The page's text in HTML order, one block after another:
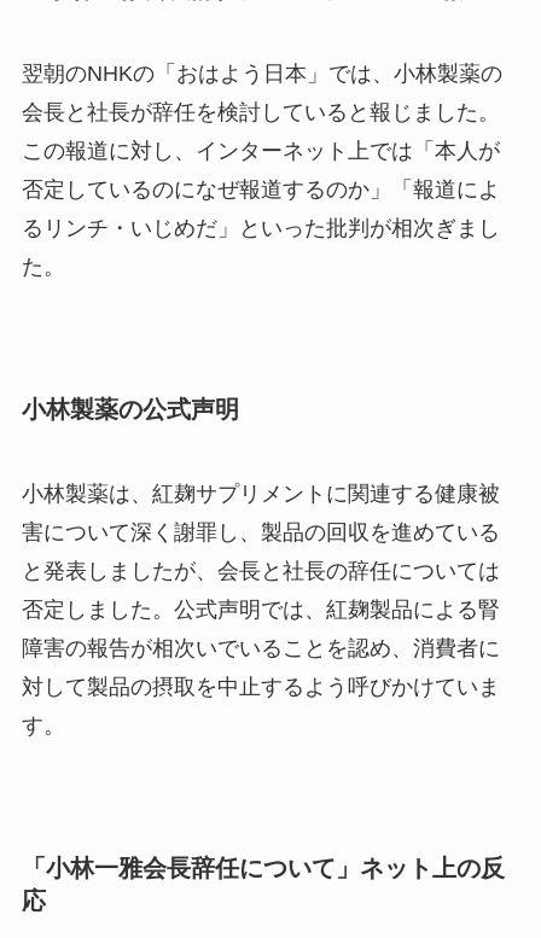
翌朝のNHKの「おはよう日本」では、小林製薬の
会長と社長が辞任を検討していると報じました。
この報道に対し、インターネット上では「本人が
否定しているのになぜ報道するのか」「報道によ
るリンチ・いじめだ」といった批判が相次ぎまし
た。
小林製薬の公式声明
小林製薬は、紅麹サプリメントに関連する健康被
害について深く謝罪し、製品の回収を進めている
と発表しましたが、会長と社長の辞任については
否定しました。公式声明では、紅麹製品による腎
障害の報告が相次いでいることを認め、消費者に
対して製品の摂取を中止するよう呼びかけていま
す。
「小林一雅会長辞任について」 ネット上の反
応